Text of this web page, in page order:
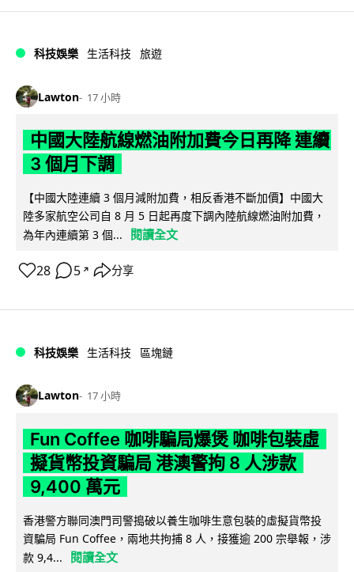
科技娛樂 生活科技 旅遊
Lawton 17 小時
中國大陸航線燃油附加費今日再降 連續
3 個月下調
【中國大陸連續 3 個月減附加費，相反香港不斷加價】中國大
陸多家航空公司自 8 月 5 日起再度下調內陸航線燃油附加費，
為年內連續第 3 個...
閱讀全文
28 5 ↗ 分享
科技娛樂 生活科技 區塊鏈
Lawton 17 小時
Fun Coffee 咖啡騙局爆煲 咖啡包裝虛
擬貨幣投資騙局 港澳警拘 8 人涉款
9,400 萬元
香港警方聯同澳門司警搗破以養生咖啡生意包裝的虛擬貨幣投
資騙局 Fun Coffee，兩地共拘捕 8 人，接獲逾 200 宗舉報，涉
款 9,4...
閱讀全文